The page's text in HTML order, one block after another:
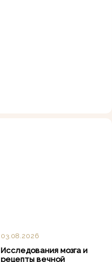
03.08.2026
Исследования мозга и
рецепты вечной